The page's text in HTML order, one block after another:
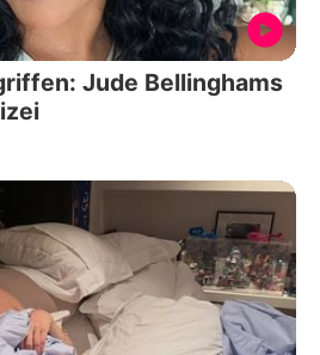
Jude Bellinghams